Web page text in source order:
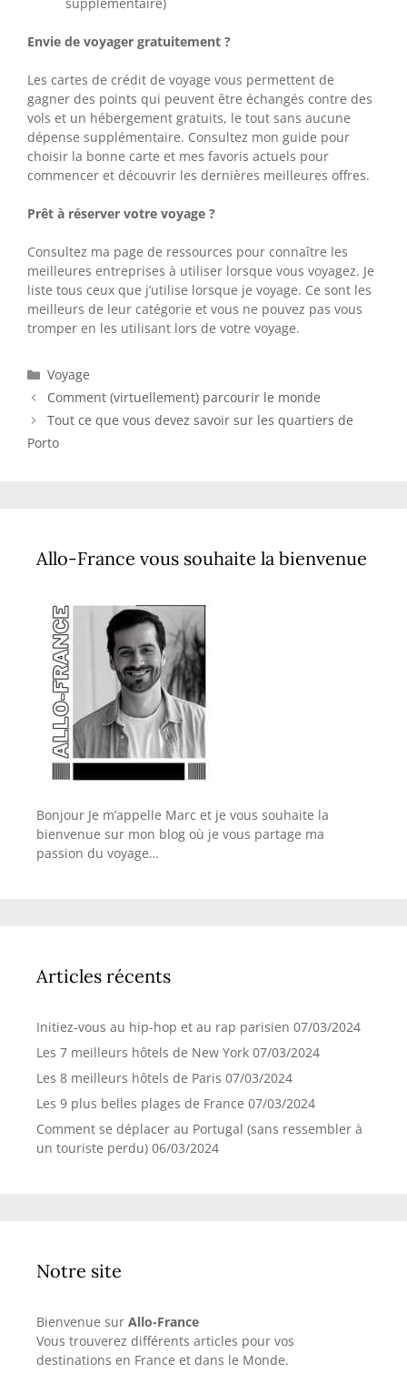
Envie de voyager gratuitement ?
Les cartes de crédit de voyage vous permettent de
gagner des points qui peuvent être échangés contre des
vols et un hébergement gratuits, le tout sans aucune
dépense supplémentaire. Consultez mon guide pour
choisir la bonne carte et mes favoris actuels pour
commencer et découvrir les dernières meilleures offres.
Prêt à réserver votre voyage ?
Consultez ma page de ressources pour connaître les
meilleures entreprises à utiliser lorsque vous voyagez. Je
liste tous ceux que j’utilise lorsque je voyage. Ce sont les
meilleurs de leur catégorie et vous ne pouvez pas vous
tromper en les utilisant lors de votre voyage.
Catégories
Voyage
Comment (virtuellement) parcourir le monde
Tout ce que vous devez savoir sur les quartiers de
Porto
Allo-France vous souhaite la bienvenue
Bonjour Je m’appelle Marc et je vous souhaite la
bienvenue sur mon blog où je vous partage ma
passion du voyage…
Articles récents
Initiez-vous au hip-hop et au rap parisien 07/03/2024
Les 7 meilleurs hôtels de New York 07/03/2024
Les 8 meilleurs hôtels de Paris 07/03/2024
Les 9 plus belles plages de France 07/03/2024
Comment se déplacer au Portugal (sans ressembler à
un touriste perdu) 06/03/2024
Notre site
Bienvenue sur Allo-France
Vous trouverez différents articles pour vos
destinations en France et dans le Monde.